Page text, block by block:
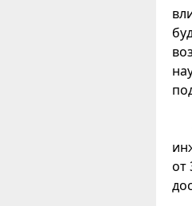
от